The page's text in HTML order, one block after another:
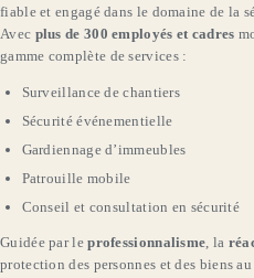
fiable et engagé dans le domaine de la
Avec plus de 300 employés et cadres
gamme complète de services :
Surveillance de chantiers
Sécurité événementielle
Gardiennage d’immeubles
Patrouille mobile
Conseil et consultation en sécurité
Guidée par leprofessionnalisme, la
protection des personnes et des biens